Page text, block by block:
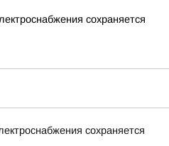
сохраняется
сохраняется